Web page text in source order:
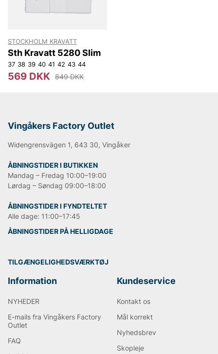
STOCKHOLM KRAVATT
Sth Kravatt 5280 Slim
37 38 39 40 41 42 43 44
569 DKK 849 DKK
Vingåkers Factory Outlet
Widengrensvägen 1, 643 30, Vingåker
ÅBNINGSTIDER I BUTIKKEN
Mandag – Fredag 10:00–19:00
Lørdag – Søndag 09:00–18:00
ÅBNINGSTIDER I FYNDTELTET
Alle dage: 11:00–17:45
ÅBNINGSTIDER PÅ HELLIGDAGE
TILGÆNGELIGHEDSVÆRKTØJ
Information
NYHEDER
E-mails fra Vingåkers Factory
Outlet
FAQ
Kundeservice
Kontakt os
Mål korrekt
Nyhedsbrev
Skopleje